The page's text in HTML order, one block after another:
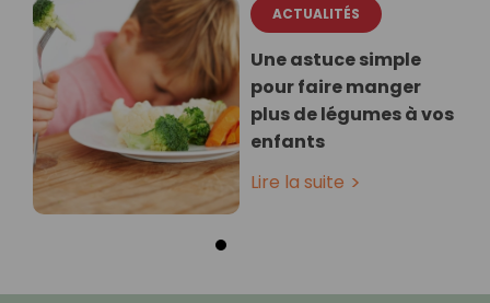
ACTUALITÉS
Une astuce simple
pour faire manger
plus de légumes à vos
enfants
Lire la suite